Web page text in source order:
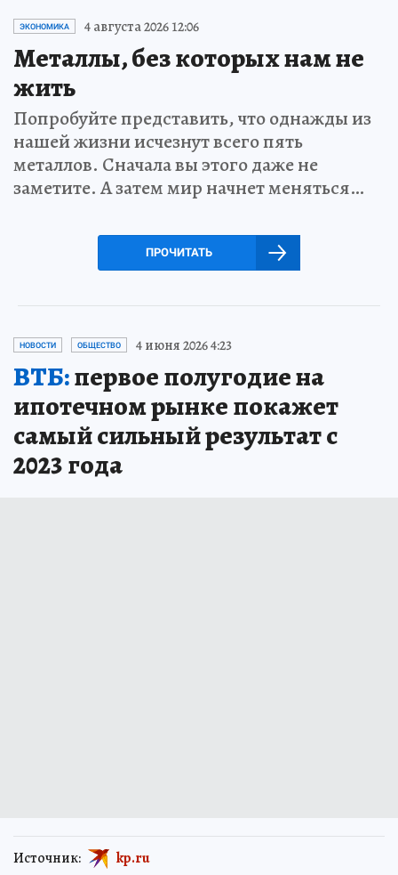
ЭКОНОМИКА 4 августа 2026 12:06
Металлы, без которых нам не
жить
Попробуйте представить, что однажды из
нашей жизни исчезнут всего пять
металлов. Сначала вы этого даже не
заметите. А затем мир начнет меняться…
ПРОЧИТАТЬ
НОВОСТИ ОБЩЕСТВО 4 июня 2026 4:23
ВТБ:первое полугодие на
ипотечном рынке покажет
самый сильный результат с
2023 года
Источник: kp.ru